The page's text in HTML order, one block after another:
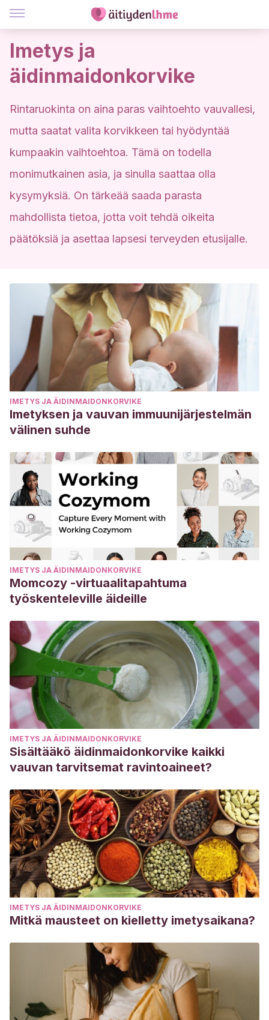
Imetys ja
äidinmaidonkorvike
Rintaruokinta on aina paras vaihtoehto vauvallesi,
mutta saatat valita korvikkeen tai hyödyntää
kumpaakin vaihtoehtoa. Tämä on todella
monimutkainen asia, ja sinulla saattaa olla
kysymyksiä. On tärkeää saada parasta
mahdollista tietoa, jotta voit tehdä oikeita
päätöksiä ja asettaa lapsesi terveyden etusijalle.
IMETYS JA ÄIDINMAIDONKORVIKE
Imetyksen ja vauvan immuunijärjestelmän
välinen suhde
IMETYS JA ÄIDINMAIDONKORVIKE
Momcozy -virtuaalitapahtuma
työskenteleville äideille
IMETYS JA ÄIDINMAIDONKORVIKE
Sisältääkö äidinmaidonkorvike kaikki
vauvan tarvitsemat ravintoaineet?
IMETYS JA ÄIDINMAIDONKORVIKE
Mitkä mausteet on kielletty imetysaikana?